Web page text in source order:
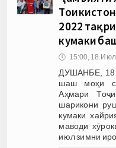
2022
кумаки
🕔 15:00,
ДУШАНБЕ,
шаш моҳи
Аҳмари
шарикони
кумаки
маводи
июл зимни